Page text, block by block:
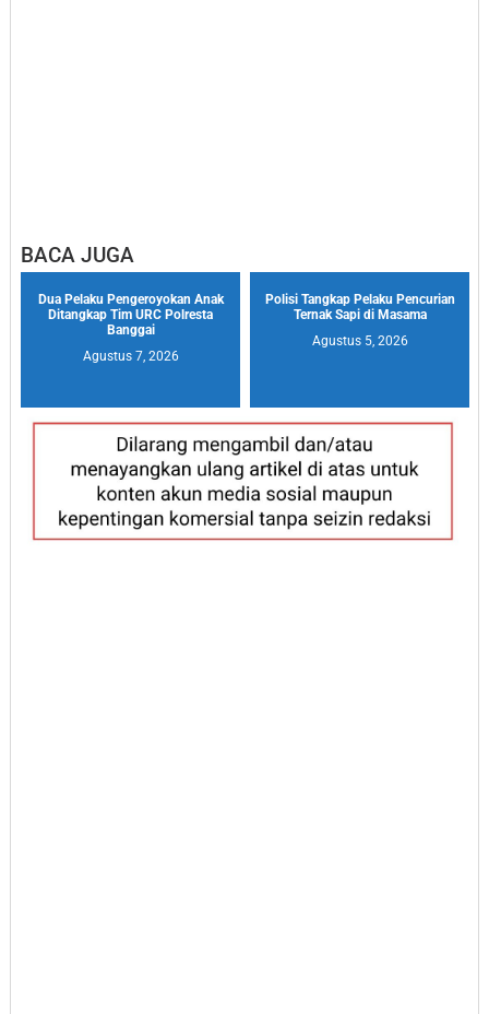
BACA JUGA
Dua Pelaku Pengeroyokan Anak
Ditangkap Tim URC Polresta
Banggai
Agustus 7, 2026
Polisi Tangkap Pelaku Pencurian
Ternak Sapi di Masama
Agustus 5, 2026